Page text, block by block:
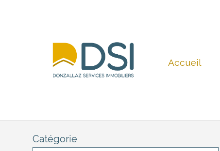
Accueil
Catégorie